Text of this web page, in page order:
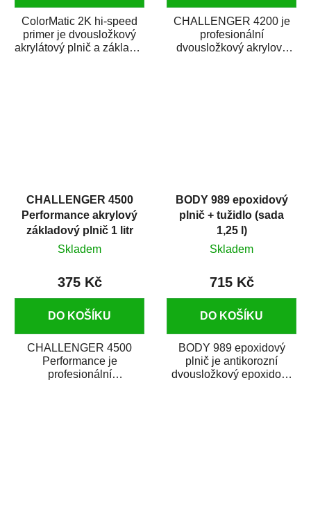
ColorMatic 2K hi-speed
primer je dvousložkový
akrylátový plnič a základní
CHALLENGER 4200 je
profesionální
dvousložkový akrylový
CHALLENGER 4500
Performance akrylový
základový plnič 1 litr
Skladem
375 Kč
DO KOŠÍKU
CHALLENGER 4500
Performance je
profesionální
BODY 989 epoxidový
plnič + tužidlo (sada
1,25 l)
Skladem
715 Kč
DO KOŠÍKU
BODY 989 epoxidový
plnič je antikorozní
dvousložkový epoxidový